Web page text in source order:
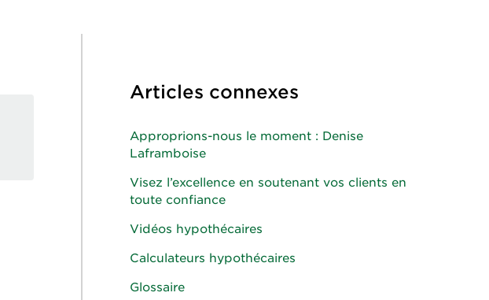
Articles connexes
Approprions-nous le moment : Denise
Laframboise
Visez l’excellence en soutenant vos clients en
toute confiance
Vidéos hypothécaires
Calculateurs hypothécaires
Glossaire